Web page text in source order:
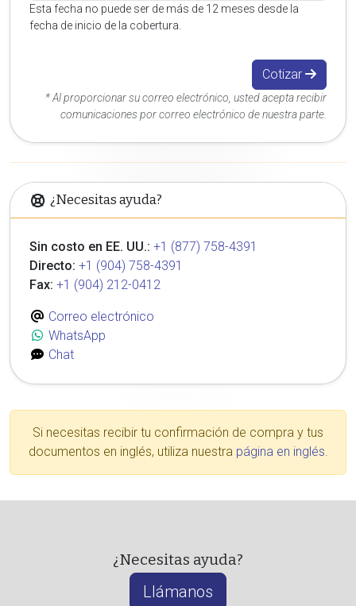
Esta fecha no puede ser de más de 12 meses desde la
fecha de inicio de la cobertura.
Cotizar
* Al proporcionar su correo electrónico, usted acepta recibir
comunicaciones por correo electrónico de nuestra parte.
¿Necesitas ayuda?
Sin costo en EE. UU.: +1 (877) 758-4391
Directo: +1 (904) 758-4391
Fax: +1 (904) 212-0412
Correo electrónico
WhatsApp
Chat
Si necesitas recibir tu confirmación de compra y tus
documentos en inglés, utiliza nuestra página en inglés.
¿Necesitas ayuda?
Llámanos